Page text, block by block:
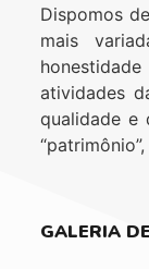
Dispomos
mais
atividades
qualidade e
GALERIA